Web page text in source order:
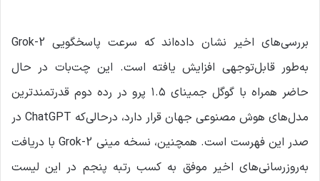
بررسی‌های اخیر نشان داده‌اند که سرعت پاسخگویی Grok-2
به‌طور قابل‌توجهی افزایش یافته است. این چت‌بات در حال
حاضر همراه با گوگل جمینای ۱.۵ پرو در رده دوم قدرتمندترین
مدل‌های هوش مصنوعی جهان قرار دارد، درحالی‌که ChatGPT در
صدر این فهرست است. همچنین، نسخه مینی Grok-2 با دریافت
به‌روزرسانی‌های اخیر موفق به کسب رتبه پنجم در این لیست